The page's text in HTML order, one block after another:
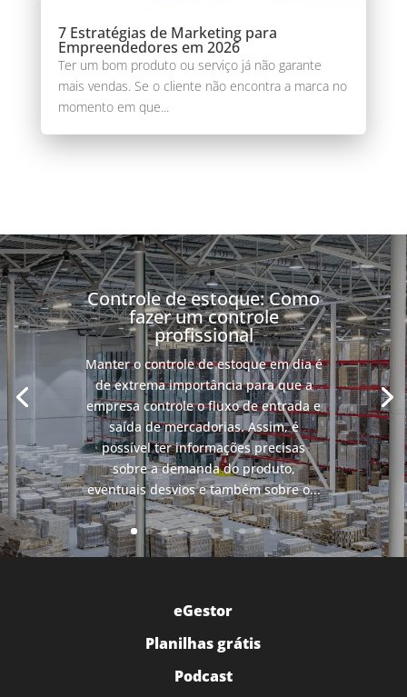
7 Estratégias de Marketing para
Empreendedores em 2026
Ter um bom produto ou serviço já não garante
mais vendas. Se o cliente não encontra a marca no
momento em que...
Controle de estoque: Como
fazer um controle
profissional
Manter o controle de estoque em dia é
de extrema importância para que a
empresa controle o fluxo de entrada e
saída de mercadorias. Assim, é
possível ter informações precisas
sobre a demanda do produto,
eventuais desvios e também sobre o...
eGestor
Planilhas grátis
Podcast